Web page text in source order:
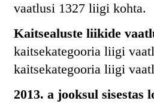
vaatlusi 1327 liigi kohta.
Kaitsealuste liikide
kaitsekategooria liigi
kaitsekategooria liigi
2013. a jooksul sisestas